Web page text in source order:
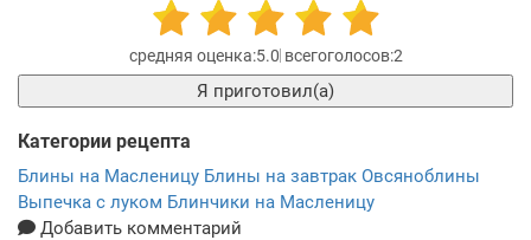
5.0 2
Я приготовил(а)
Категории рецепта
Блины на Масленицу Блины на завтрак Овсяноблины
Выпечка с луком Блинчики на Масленицу
Добавить комментарий